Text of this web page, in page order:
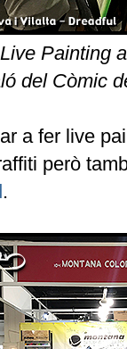
Live Painting
del Còmic
a fer live
però
.